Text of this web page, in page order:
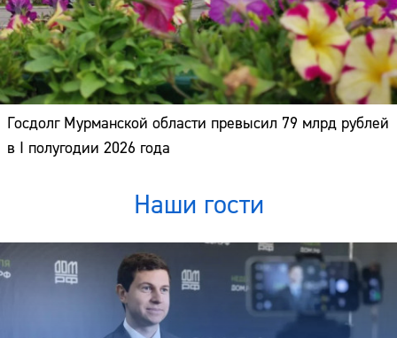
Госдолг Мурманской области превысил 79 млрд рублей
в I полугодии 2026 года
Наши гости